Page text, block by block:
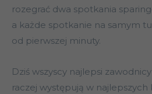
rozegrać dwa spotkania
a każde spotkanie na samym
od pierwszej minuty.
Dziś wszyscy najlepsi zawodnicy
raczej występują w najlepszych